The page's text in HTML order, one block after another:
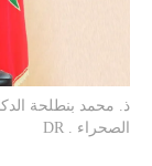
ذ. محمد بنطلحة
الصحراء . DR